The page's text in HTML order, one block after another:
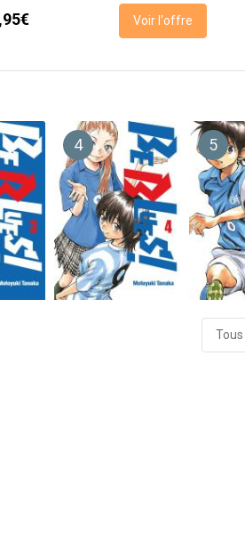
Voir l'offre
4 5